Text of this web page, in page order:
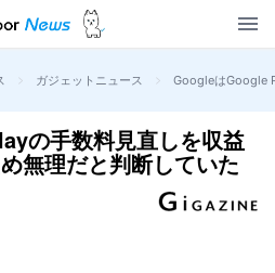
> ガジェットニュース > GoogleはGoogle
の手数料見直しを収益
無理だと判断していた